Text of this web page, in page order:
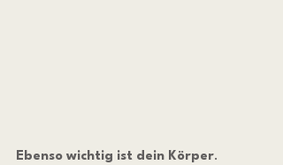
Ebenso wichtig ist dein Körper.